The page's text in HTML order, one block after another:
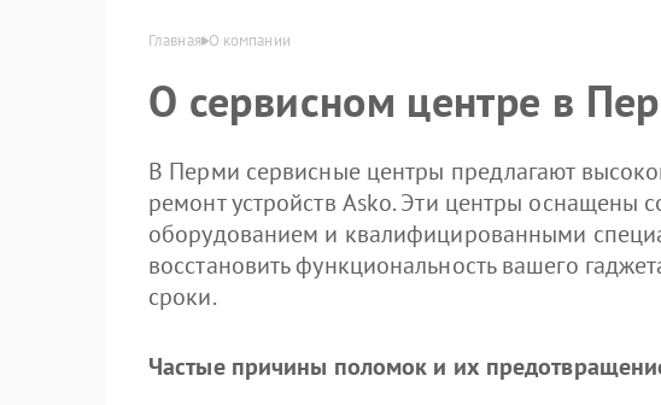
Главная О компании
О сервисном центре в
В Перми сервисные центры предлагают
ремонт устройств Asko. Эти центры оснащены
оборудованием и квалифицированными
восстановить функциональность вашего
сроки.
Частые причины поломок и их